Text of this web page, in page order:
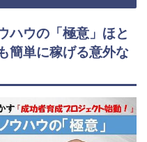
ハウの「極意」ほと
簡単に稼げる意外な